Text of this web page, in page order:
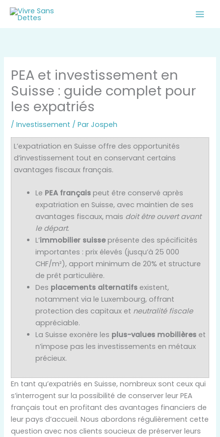
Aller
PEA et investissement en
Suisse : guide complet pour
les expatriés
/Investissement / ParJospeh
L’expatriation en Suisse offre des opportunités
d’investissement tout en conservant certains
avantages fiscaux français.
Le PEA français peut être conservé après
expatriation en Suisse, avec maintien de ses
avantages fiscaux, mais doit être ouvert avant
le départ.
L’immobilier suisseprésente des spécificités
importantes : prix élevés (jusqu’à 25 000
CHF/m²), apport minimum de 20% et structure
de prêt particulière.
Des placements alternatifs existent,
notamment via le Luxembourg, offrant
protection des capitaux et neutralité fiscale
appréciable.
La Suisse exonère les plus-values mobilières et
n’impose pas les investissements en métaux
précieux.
En tant qu’expatriés en Suisse, nombreux sont ceux qui
s’interrogent sur la possibilité de conserver leur PEA
français tout en profitant des avantages financiers de
leur pays d’accueil. Nous abordons régulièrement cette
question avec nos clients soucieux de préserver leurs